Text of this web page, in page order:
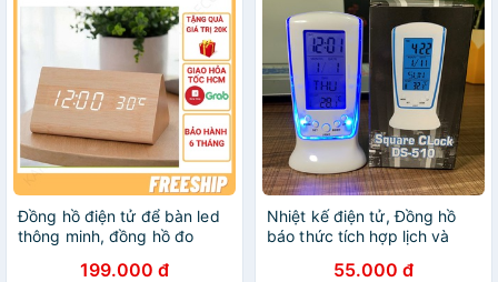
Đồng hồ điện tử để bàn led
thông minh, đồng hồ đo
gỗ đèn led để bàn + Tặng
199.000 đ
Nhiệt kế điện tử, Đồng hồ
báo thức tích hợp lịch và
55.000 đ